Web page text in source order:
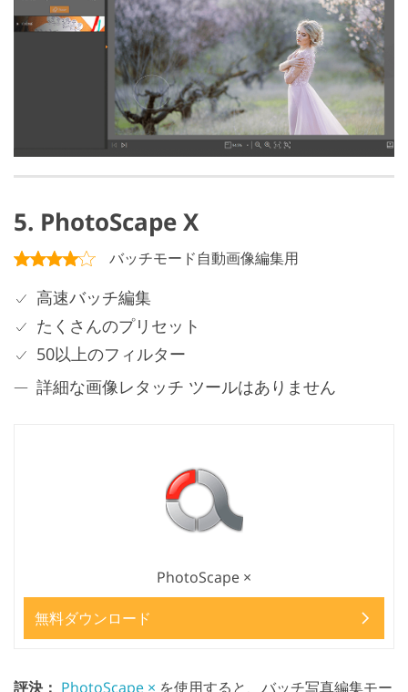
5. PhotoScape X
バッチモード自動画像編集用
高速バッチ編集
たくさんのプリセット
50以上のフィルター
詳細な画像レタッチ ツールはありません
PhotoScape ×
無料ダウンロード
評決： PhotoScape × を使用すると、バッチ写真編集モー